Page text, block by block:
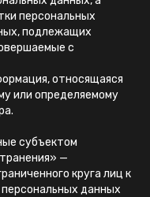
персональных
подлежащих
с
относящаяся
или определяемому
субъектом
—
круга лиц к
данных